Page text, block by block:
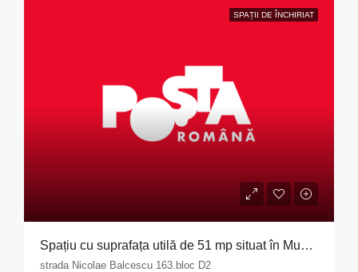
SPAȚII DE ÎNCHIRIAT
Spațiu cu suprafața utilă de 51 mp situat în Municipiul Pitești, str. Nicolae Bălcescu nr. 163, bloc D2, județul Argeș
strada Nicolae Balcescu 163.bloc D2